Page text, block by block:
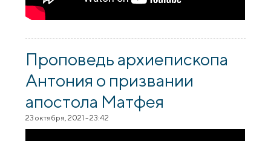
Проповедь архиепископа
Антония о призвании
апостола Матфея
23 октября, 2021 - 23:42